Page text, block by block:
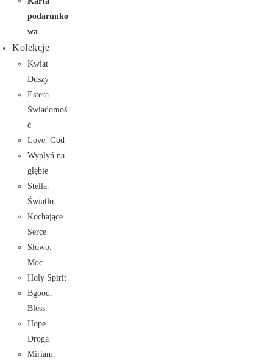
podarunko
wa
Kolekcje
Kwiat
Duszy
Estera.
Świadomoś
ć
Love. God
Wypłyń na
głębie
Stella.
Światło
Kochające
Serce
Słowo.
Moc
Holy Spirit
Bgood.
Bless
Hope.
Droga
Miriam.